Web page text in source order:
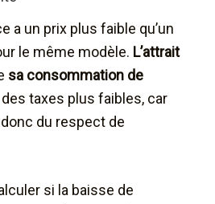
a un prix plus faible qu’un
le même modèle. L’attrait
sa consommation de
des taxes plus faibles, car
du respect de
si la baisse de